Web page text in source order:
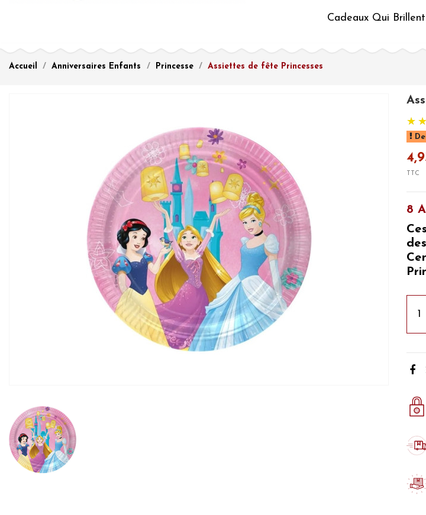
Cadeaux Qui Brillent
Accueil Anniversaires Enfants Princesse Assiettes de fête Princesses
TTC
8
des